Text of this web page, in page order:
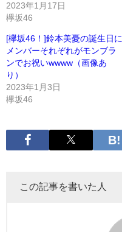
2023年1月17日
欅坂46
[欅坂46！]鈴本美憂の誕生日に
メンバーそれぞれがモンブラ
ンでお祝いwwww（画像あ
り）
2023年1月3日
欅坂46
この記事を書いた人